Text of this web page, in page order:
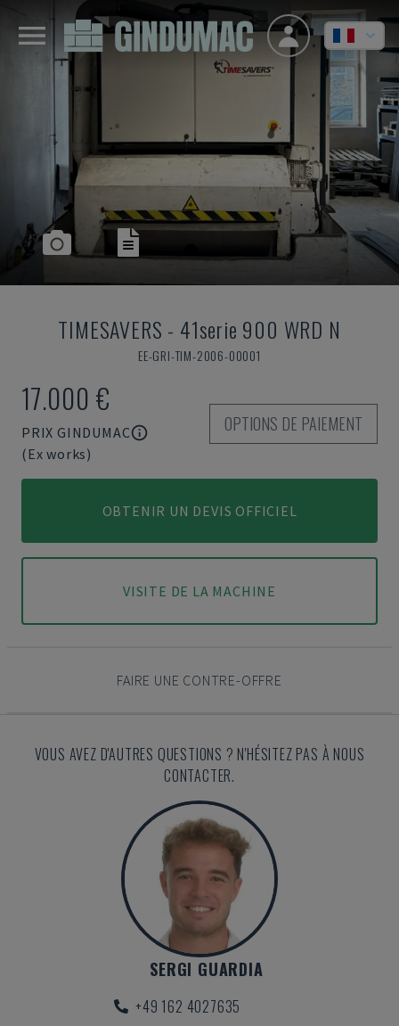
TIMESAVERS - 41serie 900 WRD N
EE-GRI-TIM-2006-00001
17.000 €
PRIX GINDUMAC
(Ex works)
OPTIONS DE PAIEMENT
OBTENIR UN DEVIS OFFICIEL
VISITE DE LA MACHINE
FAIRE UNE CONTRE-OFFRE
VOUS AVEZ D'AUTRES QUESTIONS ? N'HÉSITEZ PAS À NOUS
CONTACTER.
SERGI GUARDIA
+49 162 4027635